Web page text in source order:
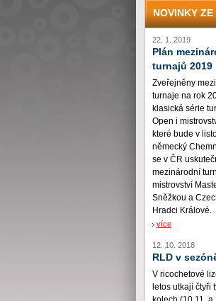
NOVINKY ZE
22. 1. 2019
Plán
turnajů 2019
Zveřejněny
turnaje na rok
klasická série
Open i
které bude v
německý
se v ČR
mezinárodní
mistrovství
Sněžkou a
Hradci Králové.
více
12. 10. 2018
RLD v
V ricochetové
letos utkají čtyři